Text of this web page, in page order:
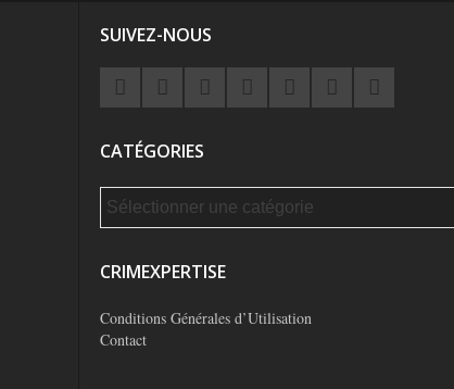
SUIVEZ-NOUS
CATÉGORIES
CRIMEXPERTISE
Conditions Générales d’Utilisation
Contact